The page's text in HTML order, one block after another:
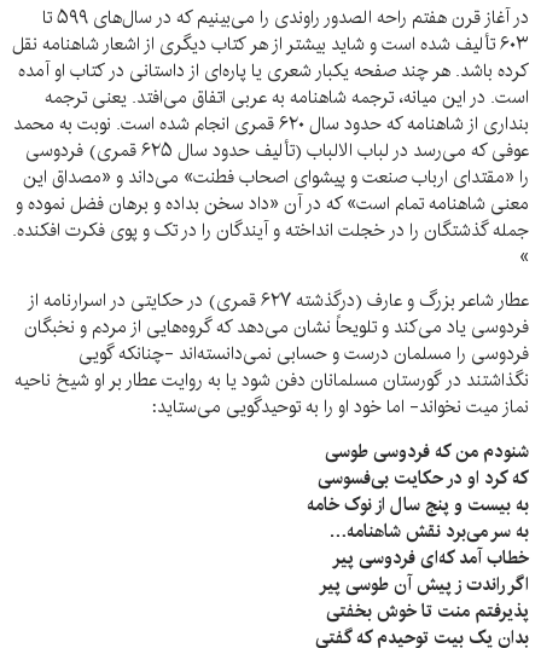
در آغاز قرن هفتم راحه الصدور راوندی را می‌بینیم که در سال‌های ۵۹۹ تا
۶۰۳ تألیف شده است و شاید بیشتر از هر کتاب دیگری از اشعار شاهنامه نقل
کرده باشد. هر چند صفحه یکبار شعری یا پاره‌ای از داستانی در کتاب او آمده
است. در این میانه، ترجمه شاهنامه به عربی اتفاق می‌افتد. یعنی ترجمه
بنداری از شاهنامه که حدود سال ۶۲۰ قمری انجام شده است. نوبت به محمد
عوفی که می‌رسد در لباب الالباب (تألیف حدود سال ۶۲۵ قمری) فردوسی
را «مقتدای ارباب صنعت و پیشوای اصحاب فطنت» می‌داند و «مصداق این
معنی شاهنامه تمام است» که در آن «داد سخن بداده و برهان فضل نموده و
جمله گذشتگان را در خجلت انداخته و آیندگان را در تک و پوی فکرت افکنده.
»
عطار شاعر بزرگ و عارف (درگذشته ۶۲۷ قمری) در حکایتی در اسرارنامه از
فردوسی یاد می‌کند و تلویحاً نشان می‌دهد که گروه‌هایی از مردم و نخبگان
فردوسی را مسلمان درست و حسابی نمی‌دانسته‌اند -چنانکه گویی
نگذاشتند در گورستان مسلمانان دفن شود یا به روایت عطار بر او شیخ ناحیه
نماز میت نخواند- اما خود او را به توحیدگویی می‌ستاید:
شنودم من که فردوسی طوسی
که کرد او در حکایت بی‌فسوسی
به بیست و پنج سال از نوک خامه
به سر می‌برد نقش شاهنامه…
خطاب آمد که‌ای فردوسی پیر
اگر راندت ز پیش آن طوسی پیر
پذیرفتم منت تا خوش بخفتی
بدان یک بیت توحیدم که گفتی